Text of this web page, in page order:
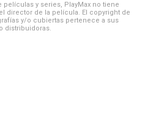
y series, PlayMax no tiene
director de la película. El copyright de
y/o cubiertas pertenece a sus
distribuidoras.